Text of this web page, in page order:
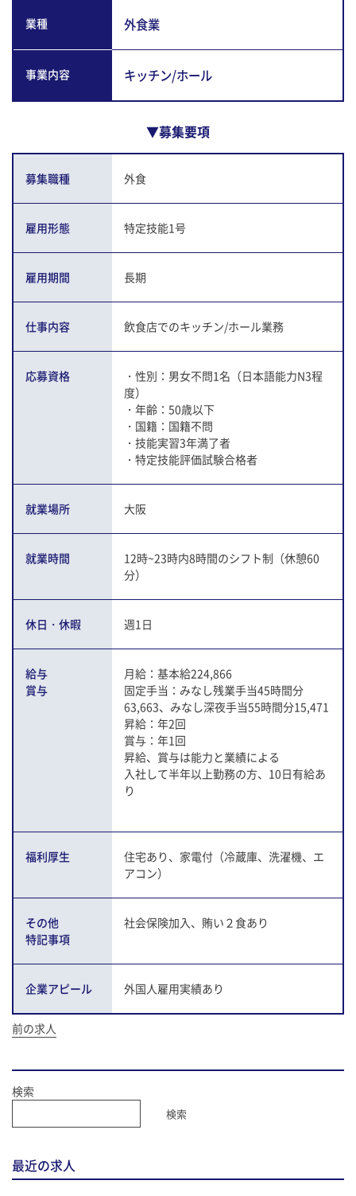
業種 外食業
事業内容 キッチン/ホール
▼募集要項
募集職種 外食
雇用形態 特定技能1号
雇用期間 長期
仕事内容 飲食店でのキッチン/ホール業務
応募資格
・性別：男女不問1名（日本語能力N3程
度）
・年齢：50歳以下
・国籍：国籍不問
・技能実習3年満了者
・特定技能評価試験合格者
就業場所 大阪
就業時間
12時~23時内8時間のシフト制（休憩60
分）
休日・休暇 週1日
給与
賞与
月給：基本給224,866
固定手当：みなし残業手当45時間分
63,663、みなし深夜手当55時間分15,471
昇給：年2回
賞与：年1回
昇給、賞与は能力と業績による
入社して半年以上勤務の方、10日有給あ
り
福利厚生
住宅あり、家電付（冷蔵庫、洗濯機、エ
アコン）
その他
特記事項
社会保険加入、賄い２食あり
企業アピール 外国人雇用実績あり
投
ゲ
シ
ン
前の求人
検索
検索
最近の求人